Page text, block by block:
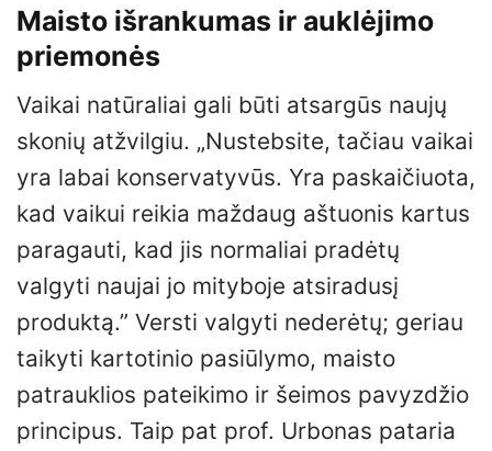
Maisto išrankumas ir auklėjimo
priemonės
Vaikai natūraliai gali būti atsargūs naujų
skonių atžvilgiu. „Nustebsite, tačiau vaikai
yra labai konservatyvūs. Yra paskaičiuota,
kad vaikui reikia maždaug aštuonis kartus
paragauti, kad jis normaliai pradėtų
valgyti naujai jo mityboje atsiradusį
produktą.” Versti valgyti nederėtų; geriau
taikyti kartotinio pasiūlymo, maisto
patrauklios pateikimo ir šeimos pavyzdžio
principus. Taip pat prof. Urbonas pataria